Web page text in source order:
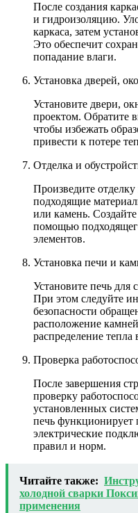
После создания
и гидроизоляцию.
каркаса, затем
Это обеспечит
попадание влаги.
Установка дверей,
Установите двери,
проектом. Обратите
чтобы избежать
привести к потере
Отделка и
Произведите
подходящие
или камень.
помощью
элементов.
Установка печи и
Установите печь для
При этом следуйте
безопасности
расположение
распределение тепла
Проверка
После завершения
проверку
установленных
печь функционирует
электрические
правил и норм.
Читайте также:
холодной сварки
применения